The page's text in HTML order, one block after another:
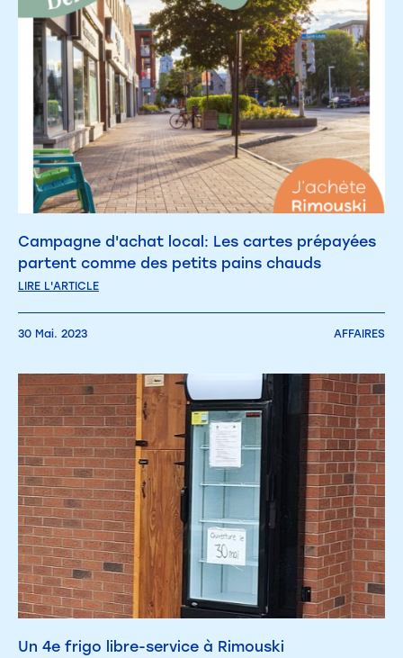
Campagne d'achat local: Les cartes prépayées
partent comme des petits pains chauds
LIRE L'ARTICLE
30 Mai. 2023 AFFAIRES
Un 4e frigo libre-service à Rimouski